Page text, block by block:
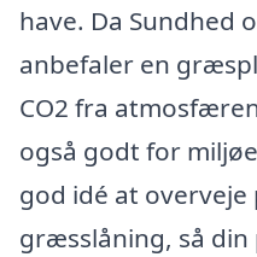
have. Da Sundhed
anbefaler en
CO2 fra
også godt for
god idé at
græsslåning, så